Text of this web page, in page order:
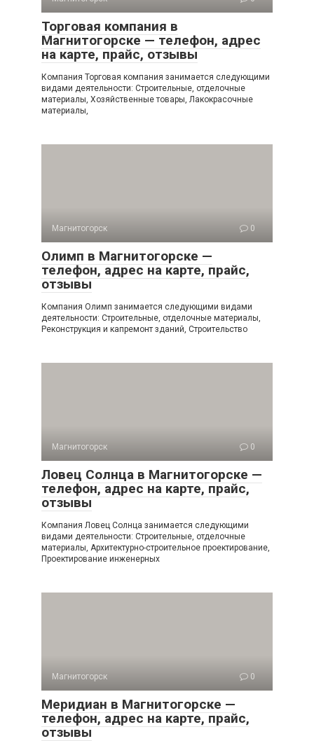
Торговая компания в
Магнитогорске — телефон, адрес
на карте, прайс, отзывы
Компания Торговая компания занимается следующими
видами деятельности: Строительные, отделочные
материалы, Хозяйственные товары, Лакокрасочные
материалы,
Магнитогорск 0
Олимп в Магнитогорске —
телефон, адрес на карте, прайс,
отзывы
Компания Олимп занимается следующими видами
деятельности: Строительные, отделочные материалы,
Реконструкция и капремонт зданий, Строительство
Магнитогорск 0
Ловец Солнца в Магнитогорске —
телефон, адрес на карте, прайс,
отзывы
Компания Ловец Солнца занимается следующими
видами деятельности: Строительные, отделочные
материалы, Архитектурно-строительное проектирование,
Проектирование инженерных
Магнитогорск 0
Меридиан в Магнитогорске —
телефон, адрес на карте, прайс,
отзывы